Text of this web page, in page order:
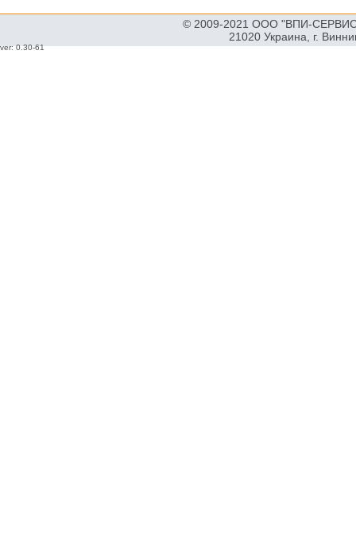
© 2009-2021 ООО "ВПИ-
21020 Украина, г.
ver: 0.30-61